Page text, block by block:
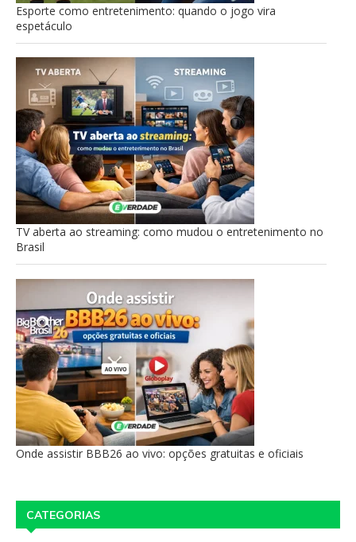
Esporte como entretenimento: quando o jogo vira
espetáculo
TV aberta ao streaming: como mudou o entretenimento no
Brasil
Onde assistir BBB26 ao vivo: opções gratuitas e oficiais
CATEGORIAS